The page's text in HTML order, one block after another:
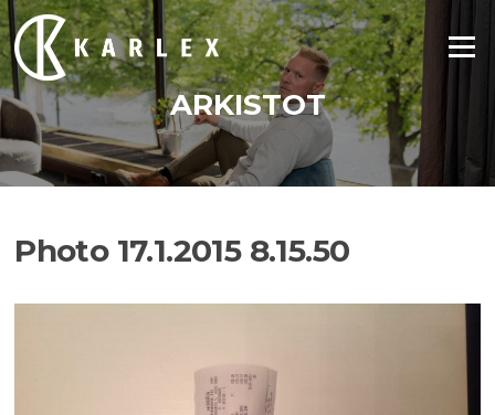
Siirry
suoraan
sisältöön
Valikko
ARKISTOT
Photo 17.1.2015 8.15.50